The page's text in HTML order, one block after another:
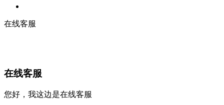
在线客服
在线客服
您好，我这边是在线客服